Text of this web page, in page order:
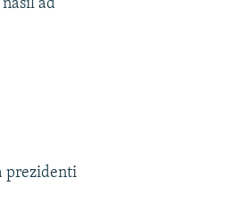
ad
prezidenti